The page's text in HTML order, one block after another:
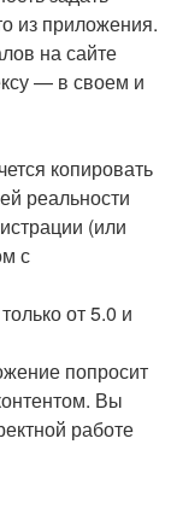
из приложения.
на сайте
— в своем и
копировать
реальности
(или
с
от 5.0 и
попросит
Вы
работе